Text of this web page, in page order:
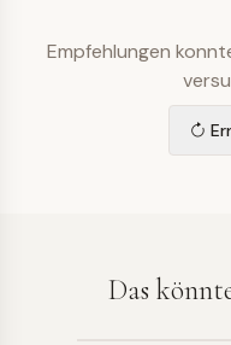
Empfehlungen
Das